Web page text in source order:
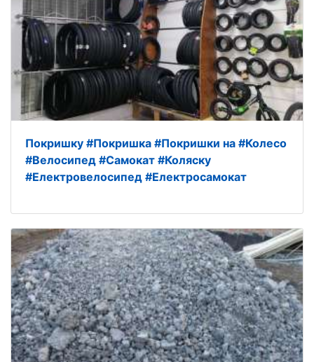
Покришку #Покришка #Покришки на #Колесо
#Велосипед #Самокат #Коляску
#Електровелосипед #Електросамокат